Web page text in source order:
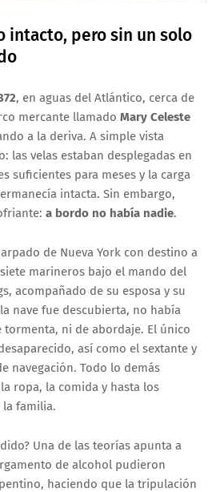
intacto, pero sin un solo
, en aguas del Atlántico, cerca de
mercante llamado Mary Celeste
a la deriva. A simple vista
las velas estaban desplegadas en
suficientes para meses y la carga
intacta. Sin embargo,
a bordo no había nadie.
de Nueva York con destino a
marineros bajo el mando del
acompañado de su esposa y su
nave fue descubierta, no había
tormenta, ni de abordaje. El único
así como el sextante y
navegación. Todo lo demás
ropa, la comida y hasta los
la familia.
Una de las teorías apunta a
de alcohol pudieron
haciendo que la tripulación